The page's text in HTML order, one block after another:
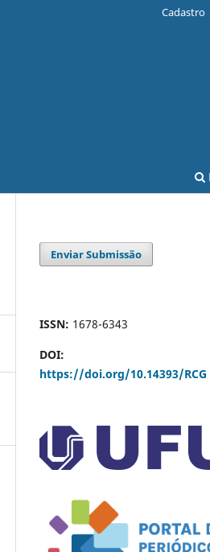
Cadastro
Enviar Submissão
ISSN: 1678-6343
DOI:
https://doi.org/10.14393/RCG